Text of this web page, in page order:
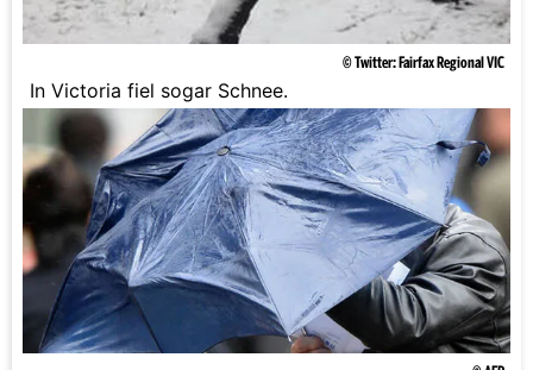
© Twitter: Fairfax Regional VIC
In Victoria fiel sogar Schnee.